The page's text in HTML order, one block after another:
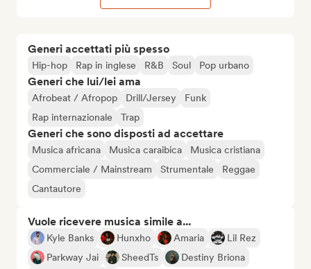
Generi accettati più spesso
Hip-hop Rap in inglese R&B Soul Pop urbano
Generi che lui/lei ama
Afrobeat / Afropop Drill/Jersey
Funk
Rap internazionale
Trap
Generi che sono disposti ad accettare
Musica africana Musica caraibica
Musica cristiana
Commerciale / Mainstream
Strumentale
Reggae
Cantautore
Vuole ricevere musica simile a...
Kyle Banks Hunxho Amaria
Lil Rez
Parkway Jai
SheedTs
Destiny Briona